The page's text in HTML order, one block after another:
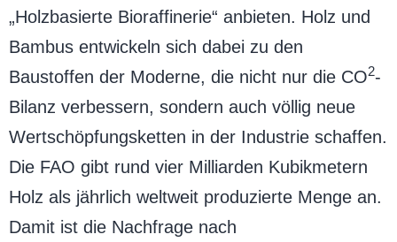
„Holzbasierte Bioraffinerie“ anbieten. Holz und
Bambus entwickeln sich dabei zu den
Baustoffen der Moderne, die nicht nur die CO2-
Bilanz verbessern, sondern auch völlig neue
Wertschöpfungsketten in der Industrie schaffen.
Die FAO gibt rund vier Milliarden Kubikmetern
Holz als jährlich weltweit produzierte Menge an.
Damit ist die Nachfrage nach